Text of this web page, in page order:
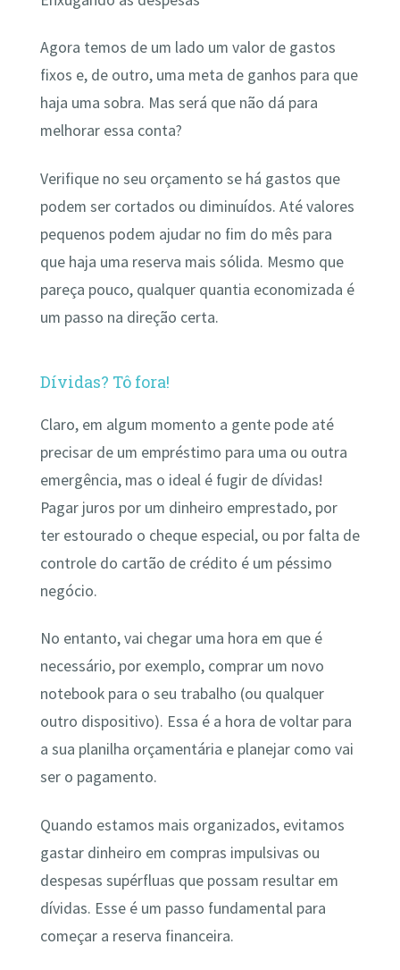
Agora temos de um lado um valor de gastos
fixos e, de outro, uma meta de ganhos para que
haja uma sobra. Mas será que não dá para
melhorar essa conta?
Verifique no seu orçamento se há gastos que
podem ser cortados ou diminuídos. Até valores
pequenos podem ajudar no fim do mês para
que haja uma reserva mais sólida. Mesmo que
pareça pouco, qualquer quantia economizada é
um passo na direção certa.
Dívidas? Tô fora!
Claro, em algum momento a gente pode até
precisar de um empréstimo para uma ou outra
emergência, mas o ideal é fugir de dívidas!
Pagar juros por um dinheiro emprestado, por
ter estourado o cheque especial, ou por falta de
controle do cartão de crédito é um péssimo
negócio.
No entanto, vai chegar uma hora em que é
necessário, por exemplo, comprar um novo
notebook para o seu trabalho (ou qualquer
outro dispositivo). Essa é a hora de voltar para
a sua planilha orçamentária e planejar como vai
ser o pagamento.
Quando estamos mais organizados, evitamos
gastar dinheiro em compras impulsivas ou
despesas supérfluas que possam resultar em
dívidas. Esse é um passo fundamental para
começar a reserva financeira.